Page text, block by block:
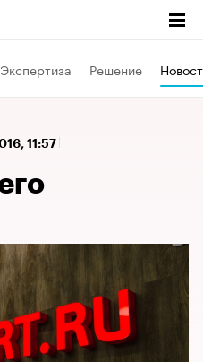
Экспертиза Решение
11:57